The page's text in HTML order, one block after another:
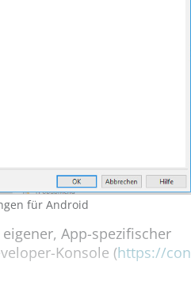
für Android
App-spezifischer
Konsole (https://con